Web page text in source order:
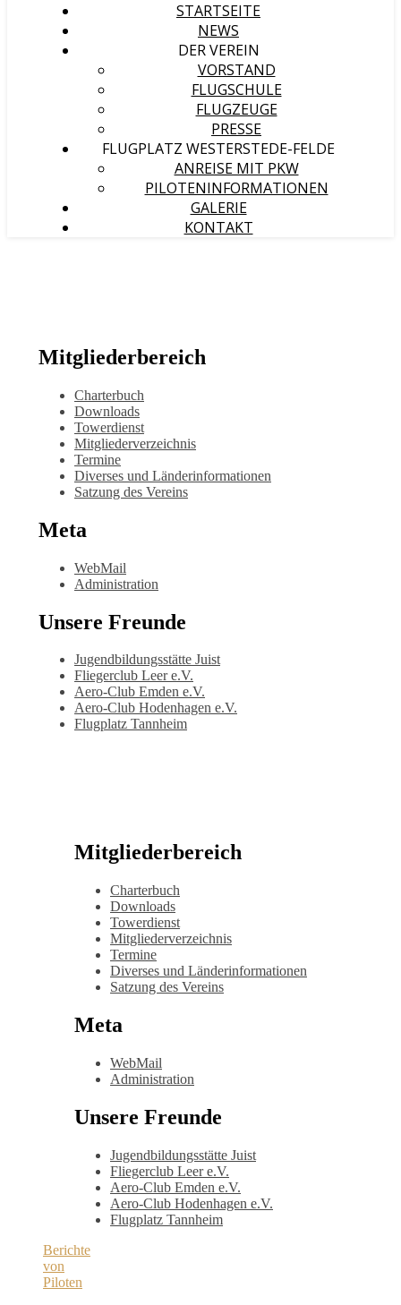
STARTSEITE
NEWS
DER VEREIN
VORSTAND
FLUGSCHULE
FLUGZEUGE
PRESSE
FLUGPLATZ WESTERSTEDE-FELDE
ANREISE MIT PKW
PILOTENINFORMATIONEN
GALERIE
KONTAKT
Mitgliederbereich
Charterbuch
Downloads
Towerdienst
Mitgliederverzeichnis
Termine
Diverses und Länderinformationen
Satzung des Vereins
Meta
WebMail
Administration
Unsere Freunde
Jugendbildungsstätte Juist
Fliegerclub Leer e.V.
Aero-Club Emden e.V.
Aero-Club Hodenhagen e.V.
Flugplatz Tannheim
Mitgliederbereich
Charterbuch
Downloads
Towerdienst
Mitgliederverzeichnis
Termine
Diverses und Länderinformationen
Satzung des Vereins
Meta
WebMail
Administration
Unsere Freunde
Jugendbildungsstätte Juist
Fliegerclub Leer e.V.
Aero-Club Emden e.V.
Aero-Club Hodenhagen e.V.
Flugplatz Tannheim
Berichte
von
Piloten